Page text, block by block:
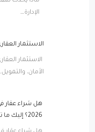
الإدارة…
الاستثمار
الاستثمار
الأمان،
هل شراء عقار
2026؟ إليك ما تغير